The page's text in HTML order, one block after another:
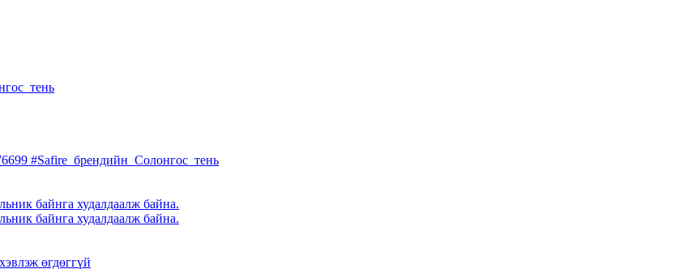
#Safire_брендийн_Солонгос_тень
байнга худалдаалж байна.
байнга худалдаалж байна.